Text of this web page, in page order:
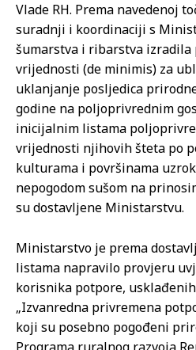
Vlade RH. Prema navedenoj
suradnji i koordinaciji s
šumarstva i ribarstva izradila
vrijednosti (de minimis) za
uklanjanje posljedica
godine na poljoprivrednim
inicijalnim listama
vrijednosti njihovih šteta po
kulturama i površinama
nepogodom sušom na
su dostavljene Ministarstvu.
Ministarstvo je prema
listama napravilo provjeru
korisnika potpore,
„Izvanredna privremena
koji su posebno pogođeni